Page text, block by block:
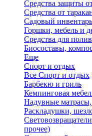
Средства защиты
Средства от
Садовый
Горшки, мебель и
Средства для
Биосоставы,
Еще
Спорт и отдых
Все Спорт и отдых
Барбекю и гриль
Кемпинговая
Надувные
Раскладушки,
прочее)